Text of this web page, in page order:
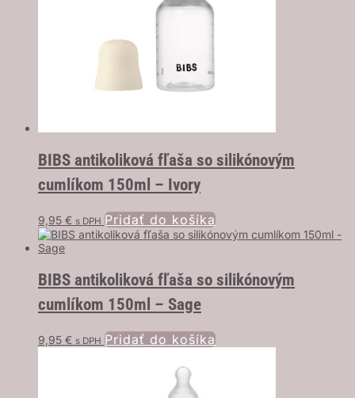
BIBS antikoliková fľaša so silikónovým
cumlíkom 150ml – Ivory
9,95 € s DPH Pridať do košíka
BIBS antikoliková fľaša so silikónovým
cumlíkom 150ml – Sage
9,95 € s DPH Pridať do košíka